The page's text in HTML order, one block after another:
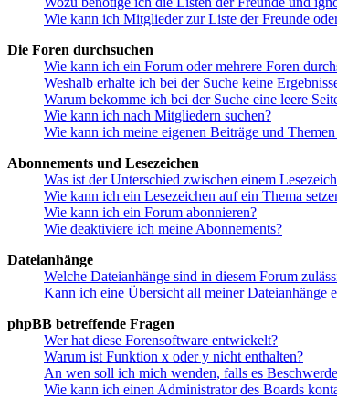
Wie kann ich Mitglieder zur Liste der Freunde
Die Foren durchsuchen
Wie kann ich ein Forum oder mehrere Foren
Weshalb erhalte ich bei der Suche keine
Warum bekomme ich bei der Suche eine leere
Wie kann ich nach Mitgliedern suchen?
Wie kann ich meine eigenen Beiträge und
Abonnements und Lesezeichen
Was ist der Unterschied zwischen einem
Wie kann ich ein Lesezeichen auf ein Thema
Wie kann ich ein Forum abonnieren?
Wie deaktiviere ich meine Abonnements?
Dateianhänge
Welche Dateianhänge sind in diesem Forum
Kann ich eine Übersicht all meiner Dateianhänge
phpBB betreffende Fragen
Wer hat diese Forensoftware entwickelt?
Warum ist Funktion x oder y nicht enthalten?
An wen soll ich mich wenden, falls es
Wie kann ich einen Administrator des Boards